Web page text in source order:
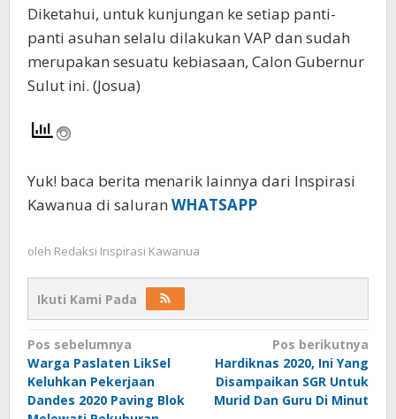
Diketahui, untuk kunjungan ke setiap panti-
panti asuhan selalu dilakukan VAP dan sudah
merupakan sesuatu kebiasaan, Calon Gubernur
Sulut ini. (Josua)
Yuk! baca berita menarik lainnya dari Inspirasi
Kawanua di saluran WHATSAPP
oleh Redaksi Inspirasi Kawanua
Ikuti Kami Pada
Navigasi
pos
Pos sebelumnya
Warga Paslaten LikSel
Keluhkan Pekerjaan
Dandes 2020 Paving Blok
Pos berikutnya
Hardiknas 2020, Ini Yang
Disampaikan SGR Untuk
Murid Dan Guru Di Minut